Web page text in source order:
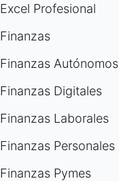
Excel Profesional
Finanzas
Finanzas Autónomos
Finanzas Digitales
Finanzas Laborales
Finanzas Personales
Finanzas Pymes